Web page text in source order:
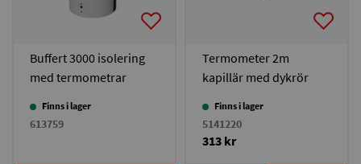
Buffert 3000 isolering
med termometrar
Finns i lager
613759
Termometer 2m
kapillär med dykrör
Finns i lager
5141220
313 kr